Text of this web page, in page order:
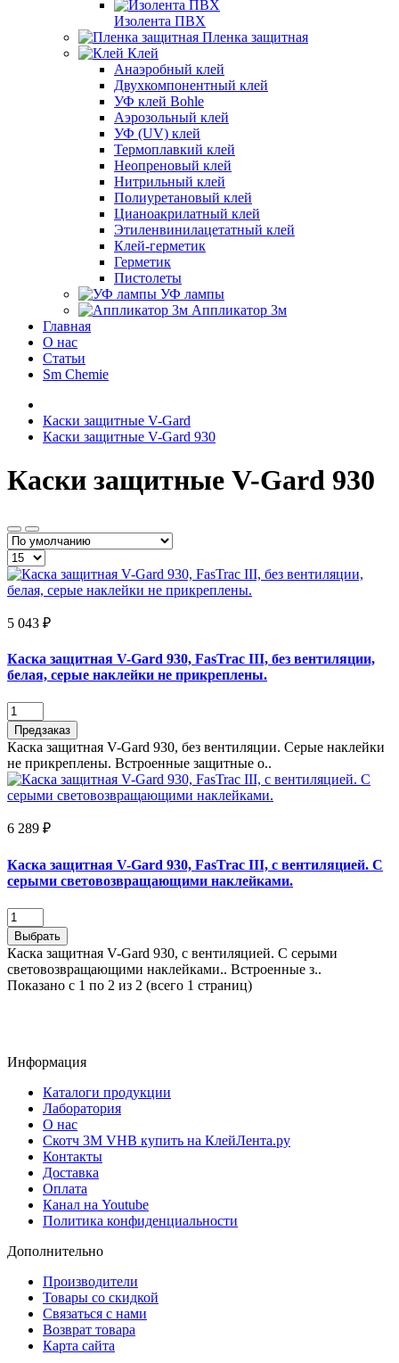
Изолента ПВХ
Пленка защитная
Клей
Анаэробный клей
Двухкомпонентный клей
УФ клей Bohle
Аэрозольный клей
УФ (UV) клей
Термоплавкий клей
Неопреновый клей
Нитрильный клей
Полиуретановый клей
Цианоакрилатный клей
Этиленвинилацетатный клей
Клей-герметик
Герметик
Пистолеты
УФ лампы
Аппликатор 3м
Главная
О нас
Статьи
Sm Chemie
Каски защитные V-Gard
Каски защитные V-Gard 930
Каски защитные V-Gard 930
5 043 ₽
Каска защитная V-Gard 930, FasTrac III, без вентиляции,
белая, серые наклейки не прикреплены.
Предзаказ
Каска защитная V-Gard 930, без вентиляции. Серые наклейки
не прикреплены. Встроенные защитные о..
6 289 ₽
Каска защитная V-Gard 930, FasTrac III, с вентиляцией. C
серыми световозвращающими наклейками.
Выбрать
Каска защитная V-Gard 930, с вентиляцией. C серыми
световозвращающими наклейками.. Встроенные з..
Показано с 1 по 2 из 2 (всего 1 страниц)
Информация
Каталоги продукции
Лаборатория
О нас
Скотч 3M VHB купить на КлейЛента.ру
Контакты
Доставка
Оплата
Канал на Youtube
Политика конфиденциальности
Дополнительно
Производители
Товары со скидкой
Связаться с нами
Возврат товара
Карта сайта